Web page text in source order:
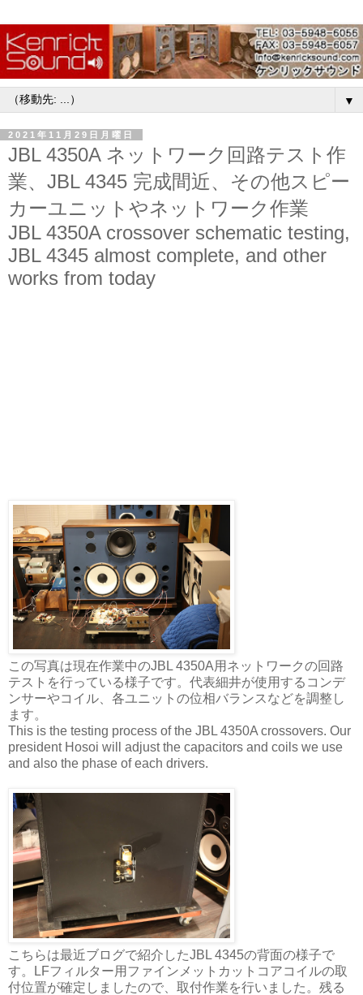
▼
2021年11月29日月曜日
JBL 4350A ネットワーク回路テスト作
業、JBL 4345 完成間近、その他スピー
カーユニットやネットワーク作業
JBL 4350A crossover schematic testing,
JBL 4345 almost complete, and other
works from today
この写真は現在作業中のJBL 4350A用ネットワークの回路
テストを行っている様子です。代表細井が使用するコンデ
ンサーやコイル、各ユニットの位相バランスなどを調整し
ます。
This is the testing process of the JBL 4350A crossovers. Our
president Hosoi will adjust the capacitors and coils we use
and also the phase of each drivers.
こちらは最近ブログで紹介したJBL 4345の背面の様子で
す。LFフィルター用ファインメットカットコアコイルの取
付位置が確定しましたので、取付作業を行いました。残る